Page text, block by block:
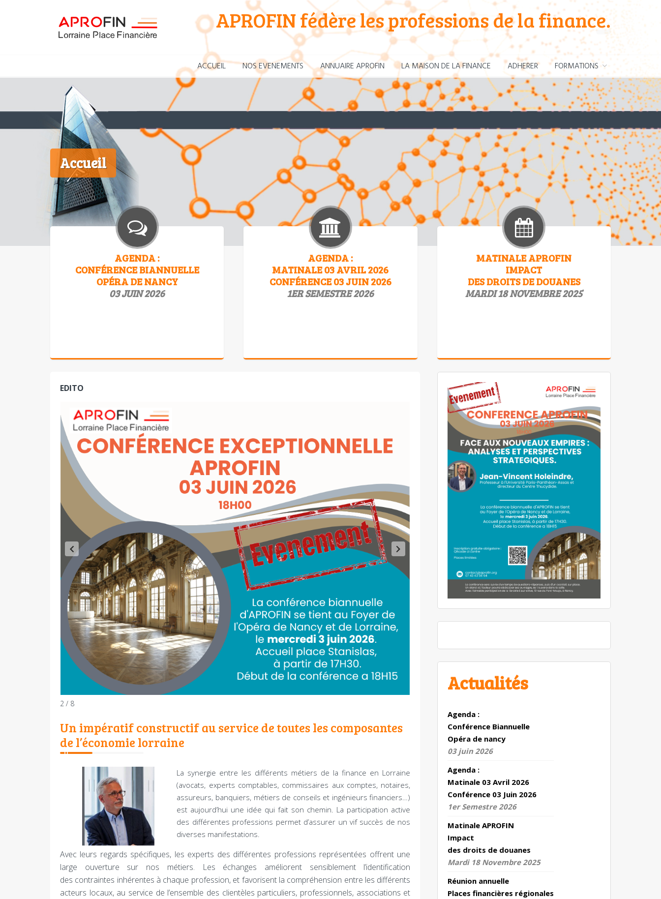
APROFIN fédère les professions de la finance.
ACCUEIL NOS EVENEMENTS ANNUAIRE APROFIN LA MAISON DE LA FINANCE ADHERER FORMATIONS
Accueil
AGENDA :
CONFÉRENCE BIANNUELLE
OPÉRA DE NANCY
03 JUIN 2026
AGENDA :
MATINALE 03 AVRIL 2026
CONFÉRENCE 03 JUIN 2026
1ER SEMESTRE 2026
MATINALE APROFIN
IMPACT
DES DROITS DE DOUANES
MARDI 18 NOVEMBRE 2025
EDITO
2 / 8
Un impératif constructif au service de toutes les composantes
de l’économie lorraine
La synergie entre les différents métiers de la finance en Lorraine
(avocats, experts comptables, commissaires aux comptes, notaires,
assureurs, banquiers, métiers de conseils et ingénieurs financiers…)
est aujourd’hui une idée qui fait son chemin. La participation active
des différentes professions permet d’assurer un vif succès de nos
diverses manifestations.
Avec leurs regards spécifiques, les experts des différentes professions représentées offrent une
large ouverture sur nos métiers. Les échanges améliorent sensiblement l’identification
des contraintes inhérentes à chaque profession, et favorisent la compréhension entre les différents
acteurs locaux, au service de l’ensemble des clientèles particuliers, professionnels, associations et
Actualités
Agenda :
Conférence Biannuelle
Opéra de nancy
03 juin 2026
Agenda :
Matinale 03 Avril 2026
Conférence 03 Juin 2026
1er Semestre 2026
Matinale APROFIN
Impact
des droits de douanes
Mardi 18 Novembre 2025
Réunion annuelle
Places financières régionales